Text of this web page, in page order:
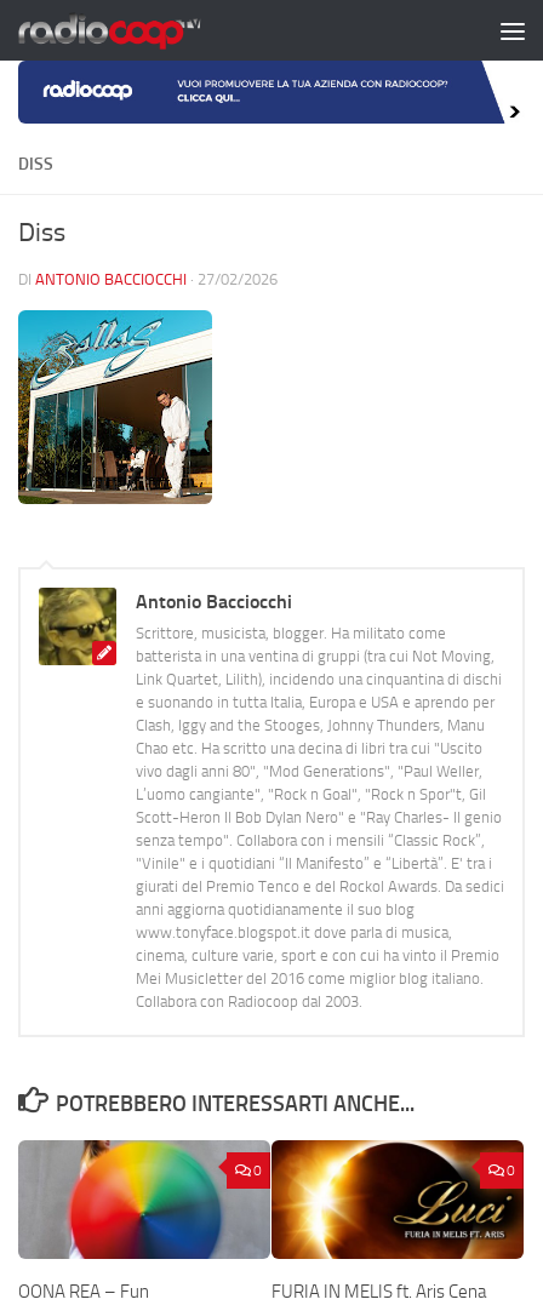
Salta al contenuto
DISS
Diss
DI ANTONIO BACCIOCCHI · 27/02/2026
Antonio Bacciocchi
Scrittore, musicista, blogger. Ha militato come
batterista in una ventina di gruppi (tra cui Not Moving,
Link Quartet, Lilith), incidendo una cinquantina di dischi
e suonando in tutta Italia, Europa e USA e aprendo per
Clash, Iggy and the Stooges, Johnny Thunders, Manu
Chao etc. Ha scritto una decina di libri tra cui "Uscito
vivo dagli anni 80", "Mod Generations", "Paul Weller,
L’uomo cangiante", "Rock n Goal", "Rock n Spor"t, Gil
Scott-Heron Il Bob Dylan Nero" e "Ray Charles- Il genio
senza tempo". Collabora con i mensili “Classic Rock”,
"Vinile" e i quotidiani “Il Manifesto” e “Libertà”. E' tra i
giurati del Premio Tenco e del Rockol Awards. Da sedici
anni aggiorna quotidianamente il suo blog
www.tonyface.blogspot.it dove parla di musica,
cinema, culture varie, sport e con cui ha vinto il Premio
Mei Musicletter del 2016 come miglior blog italiano.
Collabora con Radiocoop dal 2003.
POTREBBERO INTERESSARTI ANCHE...
0
OONA REA – Fun
0
FURIA IN MELIS ft. Aris Cena